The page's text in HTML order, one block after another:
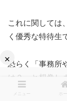
これに関しては
く優秀な特待生
恐らく「事務所
は？」と想像し
メニュー ホ
×